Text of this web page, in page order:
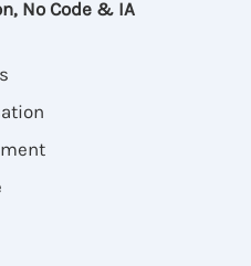
No Code & IA